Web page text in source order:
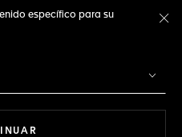
específico para su